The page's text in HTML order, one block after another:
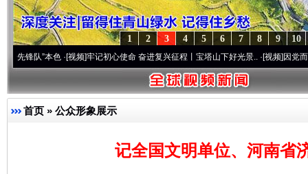
10
9
8
7
6
5
4
3
2
1
色·[视频]牢记初心使命 奋进复兴征程丨宝塔山下好光景..·[视频]因党而生 为党而
首页 » 公众形象展示
记全国文明单位、河南省